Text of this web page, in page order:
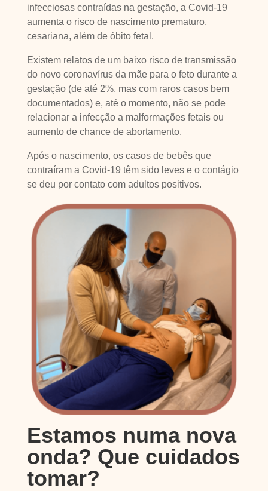
infecciosas contraídas na gestação, a Covid-19
aumenta o risco de nascimento prematuro,
cesariana, além de óbito fetal.
Existem relatos de um baixo risco de transmissão
do novo coronavírus da mãe para o feto durante a
gestação (de até 2%, mas com raros casos bem
documentados) e, até o momento, não se pode
relacionar a infecção a malformações fetais ou
aumento de chance de abortamento.
Após o nascimento, os casos de bebês que
contraíram a Covid-19 têm sido leves e o contágio
se deu por contato com adultos positivos.
Estamos numa nova
onda? Que cuidados
tomar?